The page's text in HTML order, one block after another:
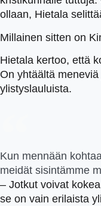
ollaan, Hietala
Millainen sitten on
Hietala kertoo, että
On yhtäältä
ylistyslauluista.
Kun mennään
meidät sisintämme
– Jotkut voivat
se on vain erilaista